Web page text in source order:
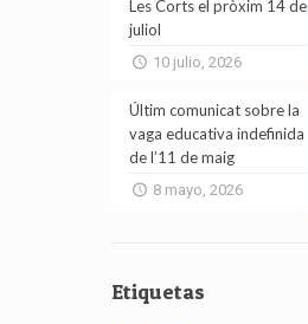
Les Corts el pròxim 14 de
juliol
10 julio, 2026
Últim comunicat sobre la
vaga educativa indefinida
de l’11 de maig
8 mayo, 2026
Etiquetas